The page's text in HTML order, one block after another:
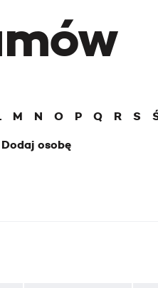
M N O P Q R S
Dodaj osobę